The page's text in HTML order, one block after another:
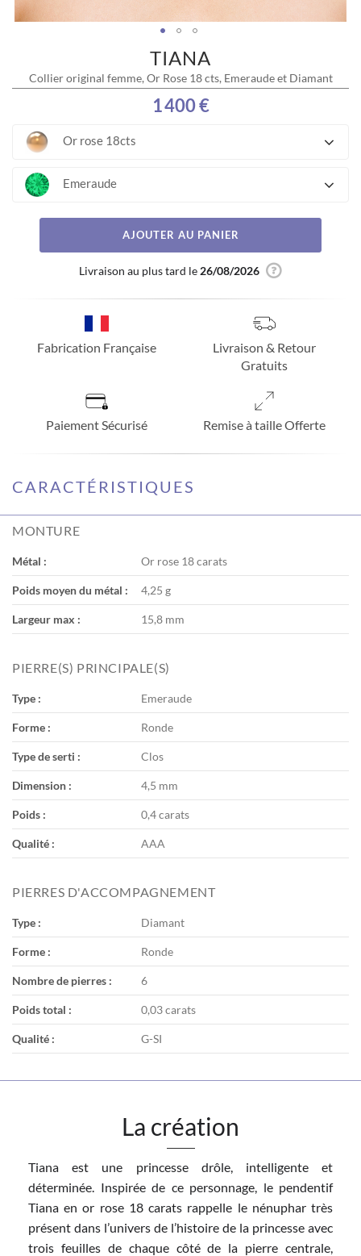
TIANA
Collier original femme, Or Rose 18 cts, Emeraude et Diamant
1 400 €
Or rose 18cts
Emeraude
AJOUTER AU PANIER
Livraison au plus tard le 26/08/2026
Fabrication Française
Livraison & Retour
Gratuits
Paiement Sécurisé Remise à taille Offerte
images
gallery
CARACTÉRISTIQUES
MONTURE
Métal : Or rose 18 carats
Poids moyen du métal : 4,25 g
Largeur max : 15,8 mm
PIERRE(S) PRINCIPALE(S)
Type : Emeraude
Forme : Ronde
Type de serti : Clos
Dimension : 4,5 mm
Poids : 0,4 carats
Qualité : AAA
PIERRES D'ACCOMPAGNEMENT
Type : Diamant
Forme : Ronde
Nombre de pierres : 6
Poids total : 0,03 carats
Qualité : G-SI
La création
Tiana est une princesse drôle, intelligente et
déterminée. Inspirée de ce personnage, le pendentif
Tiana en or rose 18 carats rappelle le nénuphar très
présent dans l’univers de l’histoire de la princesse avec
trois feuilles de chaque côté de la pierre centrale,